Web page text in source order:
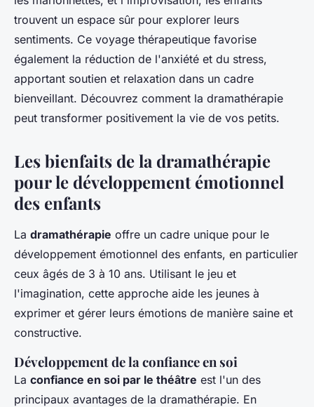
trouvent un espace sûr pour explorer leurs
sentiments. Ce voyage thérapeutique favorise
également la réduction de l'anxiété et du stress,
apportant soutien et relaxation dans un cadre
bienveillant. Découvrez comment la dramathérapie
peut transformer positivement la vie de vos petits.
Les bienfaits de la dramathérapie
pour le développement émotionnel
des enfants
La dramathérapie offre un cadre unique pour le
développement émotionnel des enfants, en particulier
ceux âgés de 3 à 10 ans. Utilisant le jeu et
l'imagination, cette approche aide les jeunes à
exprimer et gérer leurs émotions de manière saine et
constructive.
Développement de la confiance en soi
La confiance en soi par le théâtre est l'un des
principaux avantages de la dramathérapie. En